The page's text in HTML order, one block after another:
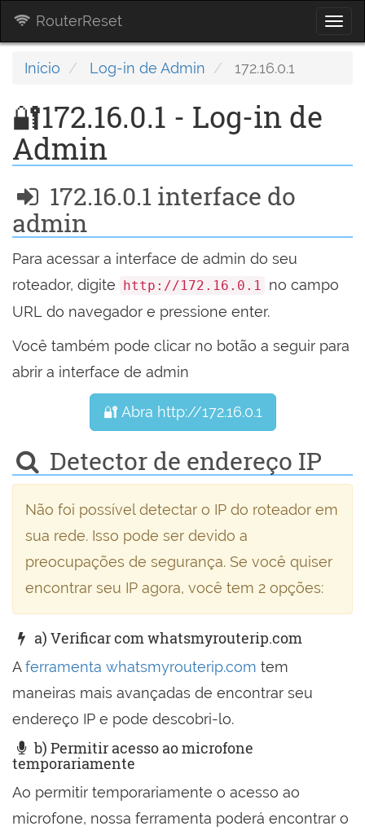
RouterReset
Início Log-in de Admin 172.16.0.1
🔐172.16.0.1 - Log-in de
Admin
172.16.0.1 interface do
admin
Para acessar a interface de admin do seu
roteador, digite http://172.16.0.1 no campo
URL do navegador e pressione enter.
Você também pode clicar no botão a seguir para
abrir a interface de admin
🔐 Abra http://172.16.0.1
Detector de endereço IP
Não foi possível detectar o IP do roteador em
sua rede. Isso pode ser devido a
preocupações de segurança. Se você quiser
encontrar seu IP agora, você tem 2 opções:
a) Verificar com whatsmyrouterip.com
Aferramenta whatsmyrouterip.com tem
maneiras mais avançadas de encontrar seu
endereço IP e pode descobri-lo.
b) Permitir acesso ao microfone
temporariamente
Ao permitir temporariamente o acesso ao
microfone, nossa ferramenta poderá encontrar o